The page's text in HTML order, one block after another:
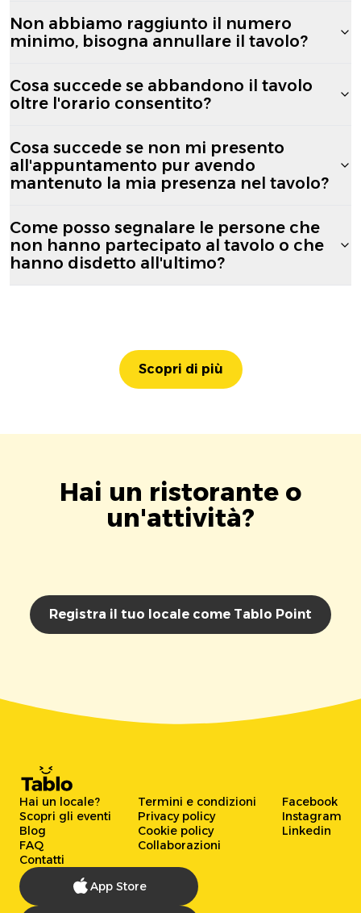
Non abbiamo raggiunto il numero
minimo, bisogna annullare il tavolo?
Cosa succede se abbandono il tavolo
oltre l'orario consentito?
Cosa succede se non mi presento
all'appuntamento pur avendo
mantenuto la mia presenza nel tavolo?
Come posso segnalare le persone che
non hanno partecipato al tavolo o che
hanno disdetto all'ultimo?
Scopri di più
Hai un ristorante o
un'attività?
Registra il tuo locale come Tablo Point
Hai un locale?
Scopri gli eventi
Blog
FAQ
Contatti
Termini e condizioni
Privacy policy
Cookie policy
Collaborazioni
Facebook
Instagram
Linkedin
App Store